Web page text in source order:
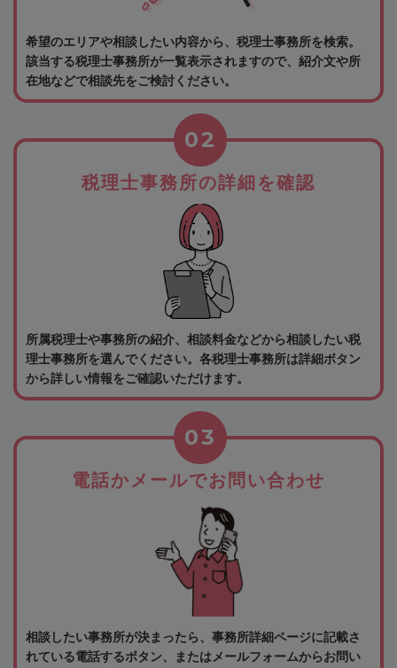
希望のエリアや相談したい内容から、税理士事務所を検索。
該当する税理士事務所が一覧表示されますので、紹介文や所
在地などで相談先をご検討ください。
税理士事務所の詳細を確認
02
所属税理士や事務所の紹介、相談料金などから相談したい税
理士事務所を選んでください。各税理士事務所は詳細ボタン
から詳しい情報をご確認いただけます。
電話かメールでお問い合わせ
03
相談したい事務所が決まったら、事務所詳細ページに記載さ
れている電話するボタン、またはメールフォームからお問い